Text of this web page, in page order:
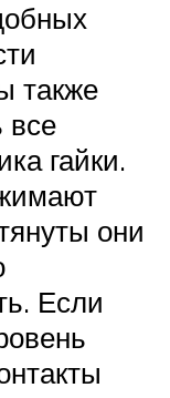
также
все
гайки.
они
Если